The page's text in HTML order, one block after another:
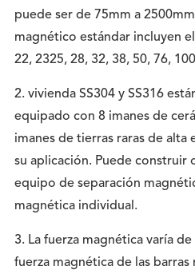
puede ser de 75mm a
magnético estándar incluyen
22, 2325, 28, 32, 38, 50, 76,
2. vivienda SS304 y SS316
equipado con 8 imanes de
imanes de tierras raras de alta
su aplicación. Puede construir
equipo de separación
magnética individual.
3. La fuerza magnética varía
fuerza magnética de las